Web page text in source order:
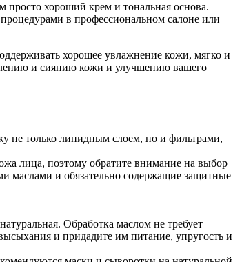
просто хороший крем и тональная основа.
в профессиональном салоне или
хорошее увлажнение кожи, мягко и
и сиянию кожи и улучшению вашего
не только липидным слоем, но и фильтрами,
лица, поэтому обратите внимание на выбор
маслами и обязательно содержащие защитные
Обработка маслом не требует
и придадите им питание, упругость и